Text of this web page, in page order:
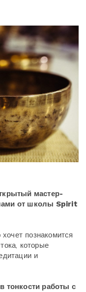
мастер-
от школы Spirit
познакомится
которые
и
тонкости работы с